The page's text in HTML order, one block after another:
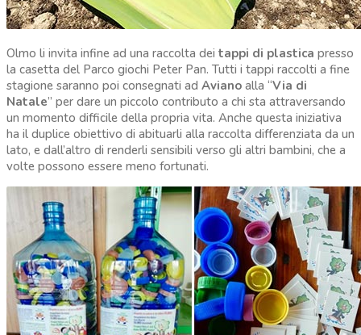
Olmo li invita infine ad una raccolta dei tappi di plastica presso
la casetta del Parco giochi Peter Pan. Tutti i tappi raccolti a fine
stagione saranno poi consegnati ad Aviano alla “Via di
Natale” per dare un piccolo contributo a chi sta attraversando
un momento difficile della propria vita. Anche questa iniziativa
ha il duplice obiettivo di abituarli alla raccolta differenziata da un
lato, e dall’altro di renderli sensibili verso gli altri bambini, che a
volte possono essere meno fortunati.